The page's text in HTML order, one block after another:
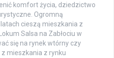
komfort życia, dziedzictwo
Ogromną
cieszą mieszkania z
Salsa na Zabłociu w
się na rynek wtórny czy
mieszkania z rynku